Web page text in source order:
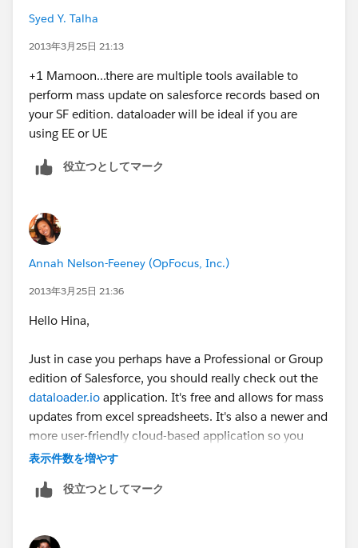
Syed Y. Talha
2013年3月25日 21:13
+1 Mamoon...there are multiple tools available to
perform mass update on salesforce records based on
your SF edition. dataloader will be ideal if you are
using EE or UE
役立つとしてマーク
Annah Nelson-Feeney (OpFocus, Inc.)
2013年3月25日 21:36
Hello Hina,
Just in case you perhaps have a Professional or Group
edition of Salesforce, you should really check out the
dataloader.io application. It's free and allows for mass
updates from excel spreadsheets. It's also a newer and
more user-friendly cloud-based application so you
don't have to download any software. Just go to
Contract and Account Owner IDs. If you're
表示件数を増やす
役立つとしてマーク